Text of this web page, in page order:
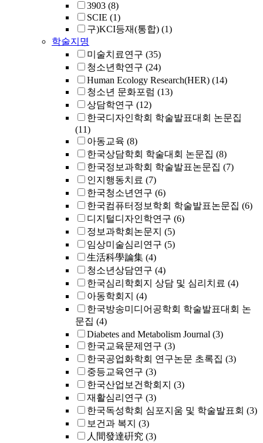
3903 (8)
SCIE (1)
구)KCI등재(통합) (1)
학술지명
미술치료연구 (35)
청소년학연구 (24)
Human Ecology Research(HER) (14)
청소년 문화포럼 (13)
상담학연구 (12)
한국디자인학회 학술발표대회 논문집
(11)
아동교육 (8)
한국상담학회 학술대회 논문집 (8)
한국정보과학회 학술발표논문집 (7)
인지행동치료 (7)
한국청소년연구 (6)
한국컴퓨터정보학회 학술발표논문집 (6)
디지털디자인학연구 (6)
정보과학회논문지 (5)
임상미술심리연구 (5)
生活科學論集 (4)
청소년상담연구 (4)
한국심리학회지 상담 및 심리치료 (4)
아동학회지 (4)
한국방송미디어공학회 학술발표대회 논
문집 (4)
Diabetes and Metabolism Journal (3)
한국교육문제연구 (3)
한국공업화학회 연구논문 초록집 (3)
중등교육연구 (3)
한국산업보건학회지 (3)
재활심리연구 (3)
한국독성학회 심포지움 및 학술발표회 (3)
보건과 복지 (3)
人間發達硏究 (3)